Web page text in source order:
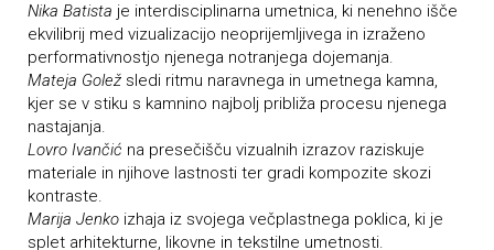
Nika Batista je interdisciplinarna umetnica, ki nenehno išče
ekvilibrij med vizualizacijo neoprijemljivega in izraženo
performativnostjo njenega notranjega dojemanja.
Mateja Golež sledi ritmu naravnega in umetnega kamna,
kjer se v stiku s kamnino najbolj približa procesu njenega
nastajanja.
Lovro Ivančić na presečišču vizualnih izrazov raziskuje
materiale in njihove lastnosti ter gradi kompozite skozi
kontraste.
Marija Jenko izhaja iz svojega večplastnega poklica, ki je
splet arhitekturne, likovne in tekstilne umetnosti.